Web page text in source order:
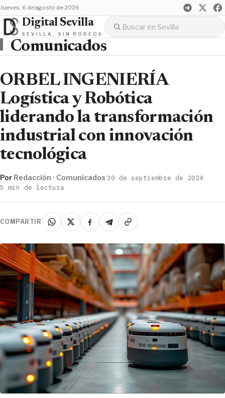
jueves, 6 de agosto de 2026
Digital Sevilla
SEVILLA, SIN RODEOS
Comunicados
ORBEL INGENIERÍA
Logística y Robótica
liderando la transformación
industrial con innovación
tecnológica
Por Redacción · Comunicados·30 de septiembre de 2024·
5 min de lectura
COMPARTIR